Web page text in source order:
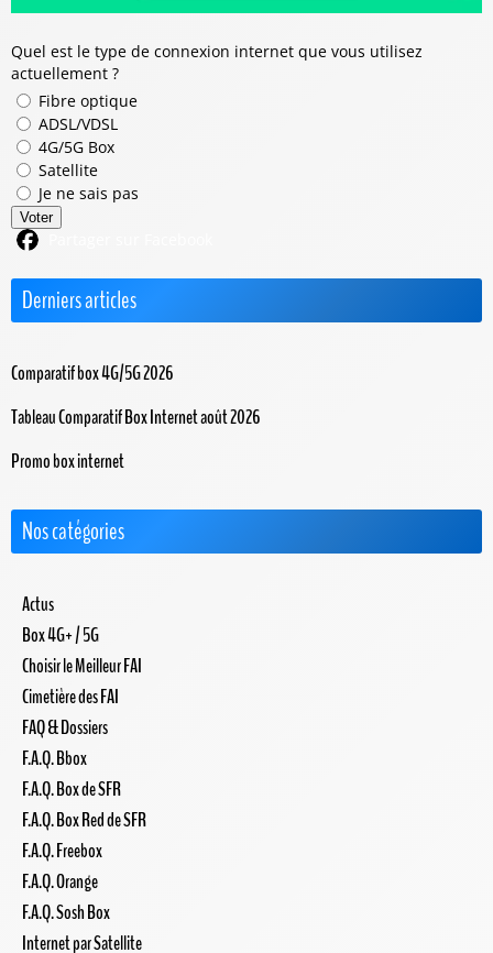
Quel est le type de connexion internet que vous utilisez
actuellement ?
Fibre optique
ADSL/VDSL
4G/5G Box
Satellite
Je ne sais pas
Voter
Derniers articles
Comparatif box 4G/5G 2026
Tableau Comparatif Box Internet août 2026
Promo box internet
Nos catégories
Actus
Box 4G+ / 5G
Choisir le Meilleur FAI
Cimetière des FAI
FAQ & Dossiers
F.A.Q. Bbox
F.A.Q. Box de SFR
F.A.Q. Box Red de SFR
F.A.Q. Freebox
F.A.Q. Orange
F.A.Q. Sosh Box
Internet par Satellite